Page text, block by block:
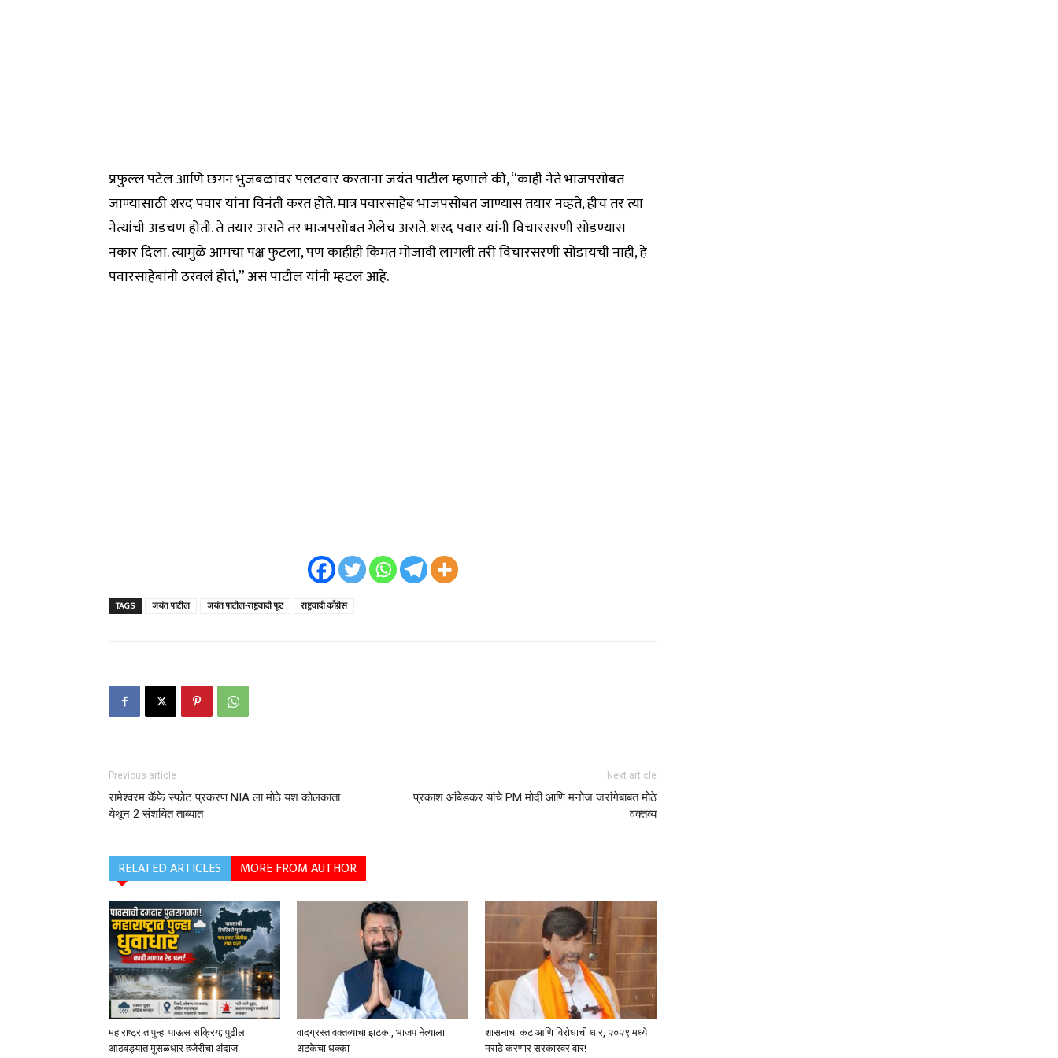
प्रफुल्ल पटेल आणि छगन भुजबळांवर पलटवार करताना जयंत पाटील म्हणाले की, “काही नेते भाजपसोबत
जाण्यासाठी शरद पवार यांना विनंती करत होते. मात्र पवारसाहेब भाजपसोबत जाण्यास तयार नव्हते, हीच तर त्या
नेत्यांची अडचण होती. ते तयार असते तर भाजपसोबत गेलेच असते. शरद पवार यांनी विचारसरणी सोडण्यास
नकार दिला. त्यामुळे आमचा पक्ष फुटला, पण काहीही किंमत मोजावी लागली तरी विचारसरणी सोडायची नाही, हे
पवारसाहेबांनी ठरवलं होतं,” असं पाटील यांनी म्हटलं आहे.
TAGS जयंत पाटील जयंत पाटील-राष्ट्रवादी फूट राष्ट्रवादी काँग्रेस
Previous article
रामेश्वरम कॅफे स्फोट प्रकरण NIA ला मोठे यश कोलकाता
येथून 2 संशयित ताब्यात
Next article
प्रकाश आंबेडकर यांचे PM मोदी आणि मनोज जरांगेबाबत मोठे
वक्तव्य
RELATED ARTICLES MORE FROM AUTHOR
महाराष्ट्रात पुन्हा पाऊस सक्रिय; पुढील
आठवड्यात मुसळधार हजेरीचा अंदाज
वादग्रस्त वक्तव्याचा झटका, भाजप नेत्याला
अटकेचा धक्का
शासनाचा कट आणि विरोधाची धार, २०२९ मध्ये
मराठे करणार सरकारवर वार!